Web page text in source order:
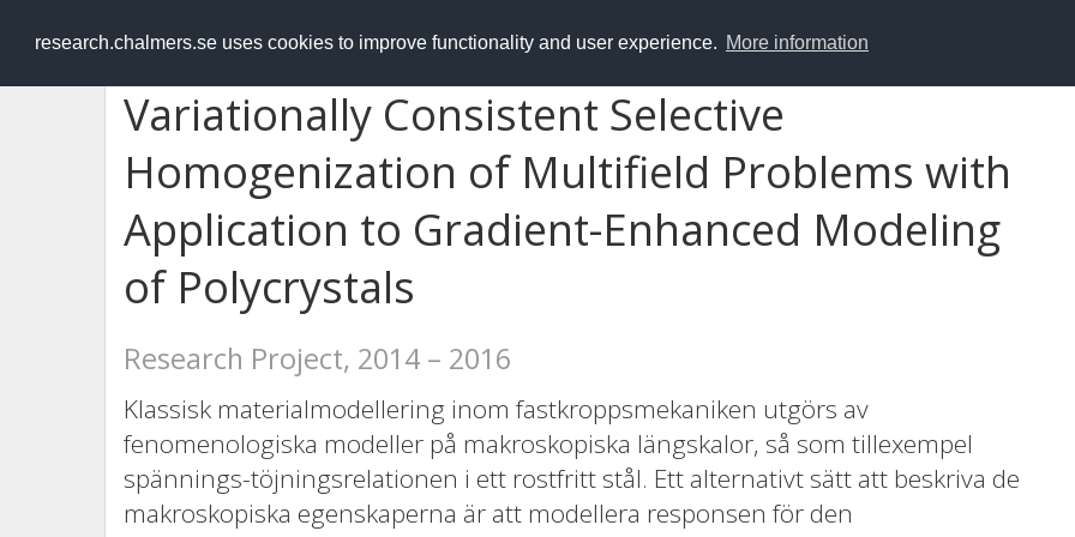
research.chalmers.se uses cookies to improve functionality and user experience. More information
RESEARCH.chalmers.se
Variationally Consistent Selective
Homogenization of Multifield Problems with
Application to Gradient-Enhanced Modeling
of Polycrystals
Research Project, 2014 – 2016
Klassisk materialmodellering inom fastkroppsmekaniken utgörs av
fenomenologiska modeller på makroskopiska längskalor, så som tillexempel
spännings-töjningsrelationen i ett rostfritt stål. Ett alternativt sätt att beskriva de
makroskopiska egenskaperna är att modellera responsen för den